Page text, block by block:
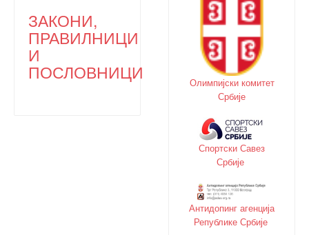
ЗАКОНИ,
ПРАВИЛНИЦИ
И
ПОСЛОВНИЦИ
Олимпијски комитет
Србије
Спортски Савез
Србије
Антидопинг агенција
Републике Србије